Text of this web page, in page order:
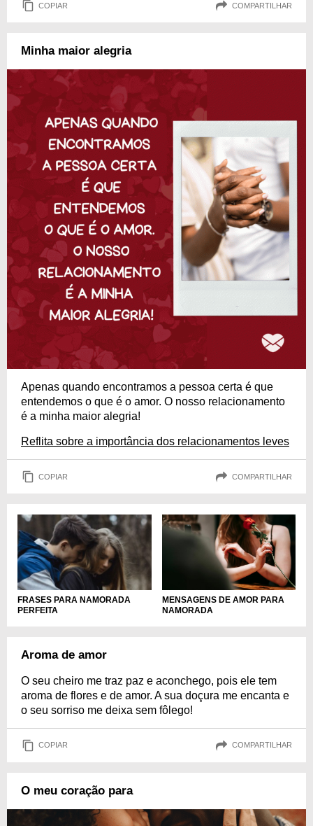
COPIAR COMPARTILHAR
Minha maior alegria
Apenas quando encontramos a pessoa certa é que
entendemos o que é o amor. O nosso relacionamento
é a minha maior alegria!
Reflita sobre a importância dos relacionamentos leves
COPIAR COMPARTILHAR
FRASES PARA NAMORADA
PERFEITA
MENSAGENS DE AMOR PARA
NAMORADA
Aroma de amor
O seu cheiro me traz paz e aconchego, pois ele tem
aroma de flores e de amor. A sua doçura me encanta e
o seu sorriso me deixa sem fôlego!
COPIAR COMPARTILHAR
O meu coração para